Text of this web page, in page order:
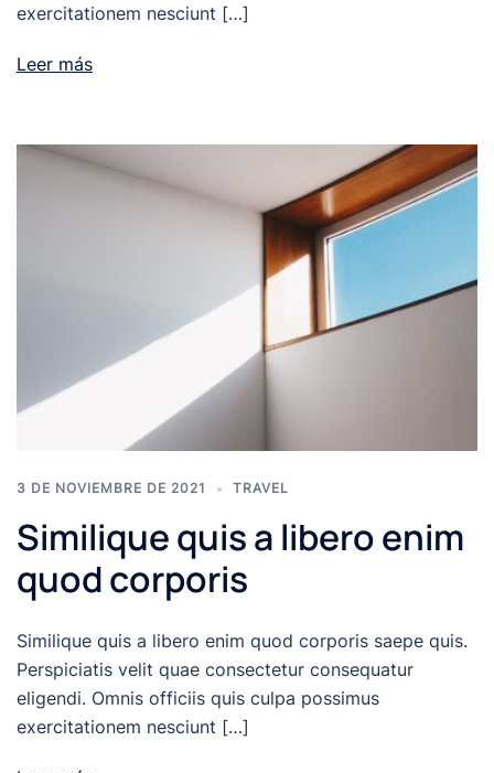
exercitationem nesciunt […]
Leer más
3 DE NOVIEMBRE DE 2021 TRAVEL
Similique quis a libero enim
quod corporis
Similique quis a libero enim quod corporis saepe quis.
Perspiciatis velit quae consectetur consequatur
eligendi. Omnis officiis quis culpa possimus
exercitationem nesciunt […]